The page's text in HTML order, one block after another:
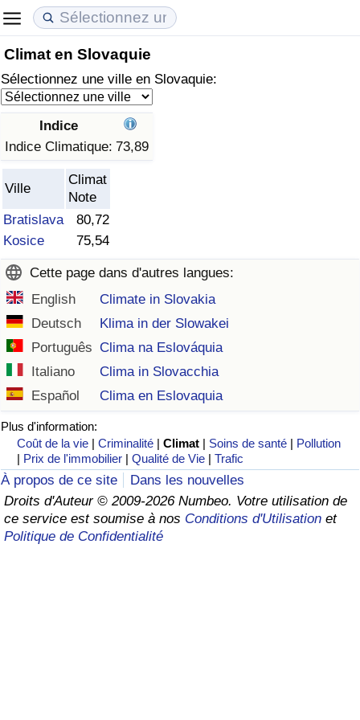
Climat en Slovaquie
Sélectionnez une ville en Slovaquie:
Indice
Indice Climatique: 73,89
Ville
Climat
Note
Bratislava
80,72
Kosice
75,54
Cette page dans d'autres langues:
English
Climate in Slovakia
Deutsch
Klima in der Slowakei
Português Clima na Eslováquia
Italiano
Clima in Slovacchia
Español
Clima en Eslovaquia
Plus d'information:
Coût de la vie |Criminalité |Climat | Soins de santé | Pollution
| Prix de l'immobilier |Qualité de Vie |Trafic
À propos de ce site
Dans les nouvelles
Droits d'Auteur © 2009-2026 Numbeo. Votre utilisation de
ce service est soumise à nos Conditions d'Utilisation et
Politique de Confidentialité
Coût de la vie
Indice du Coût de la Vie (Actuel)
Indice du Coût de la Vie
Indice du coût de la vie par pays
à Akaba
Prix de l'immobilier
Indice des Prix de l'immobilier (Actuel)
Indice des Prix de l'immobilier
Indice des Prix de l'immobilier par Pays
Qualité de Vie
Indice de Qualité de Vie
Indice de Qualité de Vie (Actuel)
Indice de qualité de vie par pays
Criminalité
Indice de Criminalité (Actuel)
Indice de Criminalité
Indice de criminalité par pays
Soins de santé
Indice des soins de santé (Actuel)
Indice des soins de santé
Indice des soins de santé par Pays